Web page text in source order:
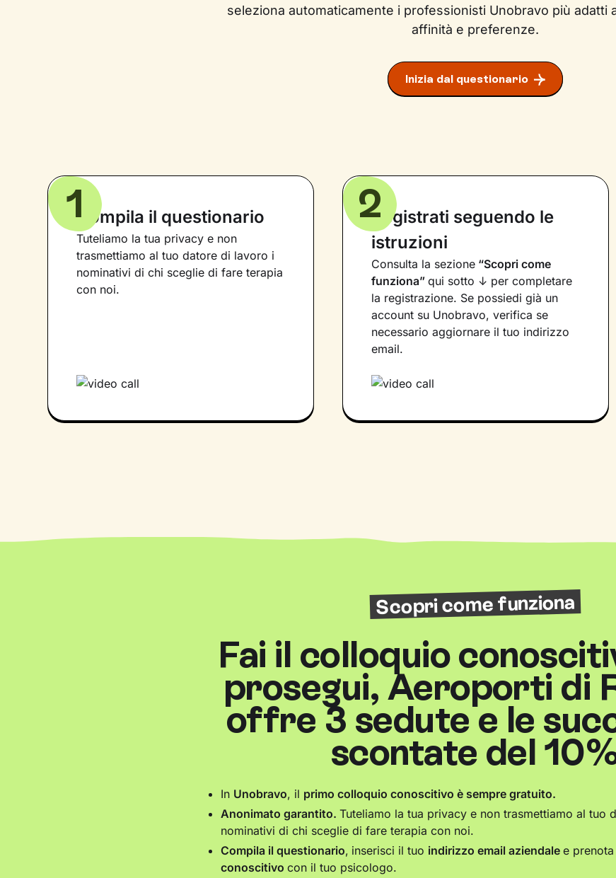
seleziona automaticamente i professionisti Unobravo più adatti
affinità e preferenze.
Inizia dal questionario
Compila il questionario
Tuteliamo la tua privacy e non
trasmettiamo al tuo datore di lavoro i
nominativi di chi sceglie di fare terapia
con noi.
1
Registrati seguendo le
istruzioni
Consulta la sezione“Scopri come
funziona” qui sotto ↓ per completare
la registrazione. Se possiedi già un
account su Unobravo, verifica se
necessario aggiornare il tuo indirizzo
email.
2
Scopri come funziona
Fai il colloquio
prosegui, Aeroporti di
offre 3 sedute e le
scontate del
In Unobravo, il primo colloquio conoscitivo è sempre gratuito.
Anonimato garantito. Tuteliamo la tua privacy e non trasmettiamo al tuo
nominativi di chi sceglie di fare terapia con noi.
Compila il questionario, inserisci il tuo indirizzo email aziendale e
conoscitivo con il tuo psicologo.